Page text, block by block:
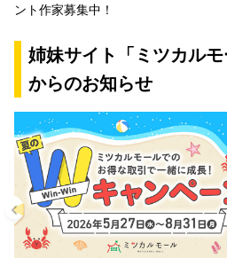
ント作家募集中！
姉妹サイト「ミツカルモ
からのお知らせ